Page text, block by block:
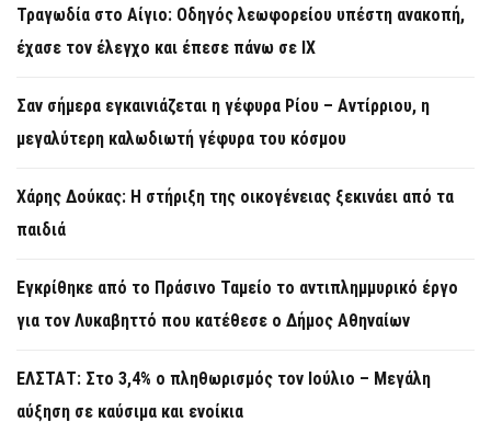
Τραγωδία στο Αίγιο: Οδηγός λεωφορείου υπέστη ανακοπή,
έχασε τον έλεγχο και έπεσε πάνω σε ΙΧ
Σαν σήμερα εγκαινιάζεται η γέφυρα Ρίου – Αντίρριου, η
μεγαλύτερη καλωδιωτή γέφυρα του κόσμου
Χάρης Δούκας: Η στήριξη της οικογένειας ξεκινάει από τα
παιδιά
Εγκρίθηκε από το Πράσινο Ταμείο το αντιπλημμυρικό έργο
για τον Λυκαβηττό που κατέθεσε ο Δήμος Αθηναίων
ΕΛΣΤΑΤ: Στο 3,4% ο πληθωρισμός τον Ιούλιο – Μεγάλη
αύξηση σε καύσιμα και ενοίκια